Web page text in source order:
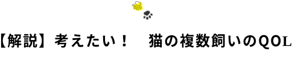
【解説】考えたい！ 猫の複数飼いのQOL